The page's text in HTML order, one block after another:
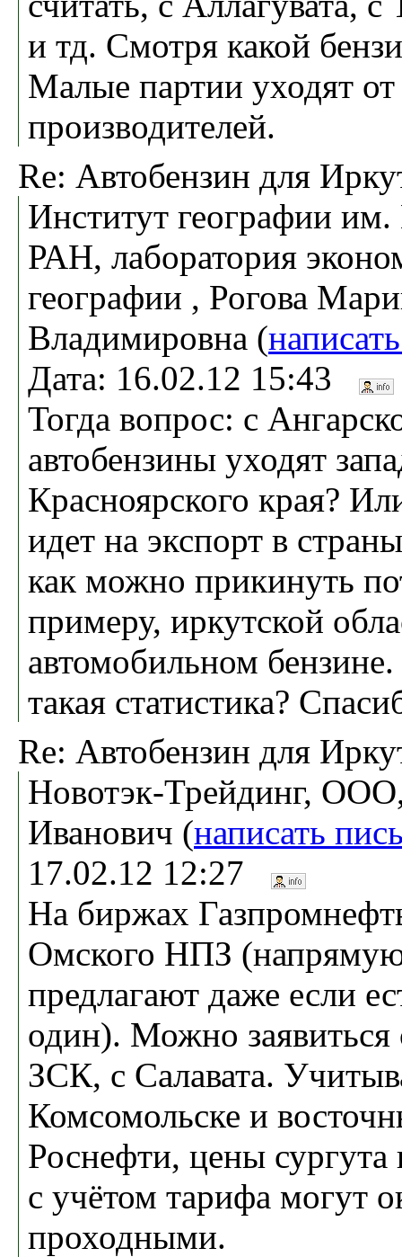
и тд. Смотря какой
Малые партии уходят
производителей.
Re: Автобензин для
Институт географии
РАН, лаборатория
географии , Рогова
Владимировна (
Дата: 16.02.12 15:43
Тогда вопрос: с
автобензины уходят
Красноярского края?
идет на экспорт в
как можно прикинуть
примеру, иркутской
автомобильном
такая статистика?
Re: Автобензин для
Новотэк-Трейдинг,
Иванович (написать
17.02.12 12:27
На биржах
Омского НПЗ
предлагают даже если
один). Можно заявиться
ЗСК, с Салавата.
Комсомольске и
Роснефти, цены сургута
с учётом тарифа могут
проходными.